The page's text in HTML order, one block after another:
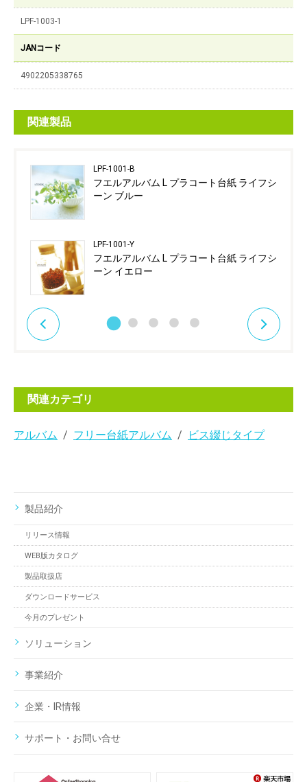
LPF-1003-1
JANコード
4902205338765
関連製品
LPF-1001-B
フエルアルバム L プラコート台紙 ライフシ
ーン ブルー
LPF-1001-Y
フエルアルバム L プラコート台紙 ライフシ
ーン イエロー
関連カテゴリ
アルバム フリー台紙アルバム ビス綴じタイプ
製品紹介
リリース情報
WEB版カタログ
製品取扱店
ダウンロードサービス
今月のプレゼント
ソリューション
事業紹介
企業・IR情報
サポート・お問い合せ